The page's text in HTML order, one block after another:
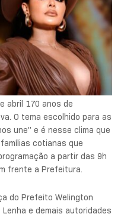
abril 170 anos de
O tema escolhido para as
une” e é nesse clima que
cotianas que
a partir das 9h
frente a Prefeitura.
do Prefeito Welington
e demais autoridades